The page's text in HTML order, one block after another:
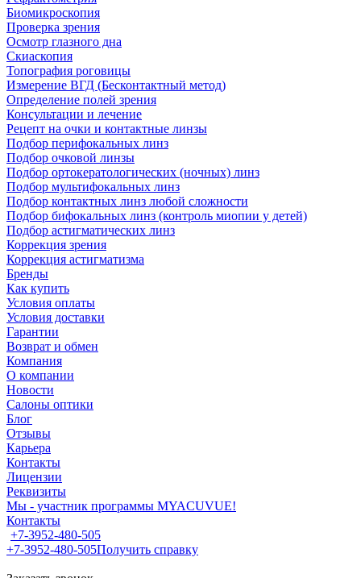
Биомикроскопия
Проверка зрения
Осмотр глазного дна
Скиаскопия
Топография роговицы
Измерение ВГД (Бесконтактный метод)
Определение полей зрения
Консультации и лечение
Рецепт на очки и контактные линзы
Подбор перифокальных линз
Подбор очковой линзы
Подбор ортокератологических (ночных) линз
Подбор мультифокальных линз
Подбор контактных линз любой сложности
Подбор бифокальных линз (контроль миопии у детей)
Подбор астигматических линз
Коррекция зрения
Коррекция астигматизма
Бренды
Как купить
Условия оплаты
Условия доставки
Гарантии
Возврат и обмен
Компания
О компании
Новости
Салоны оптики
Блог
Отзывы
Карьера
Контакты
Лицензии
Реквизиты
Мы - участник программы MYACUVUE!
Контакты
+7-3952-480-505
+7-3952-480-505Получить справку